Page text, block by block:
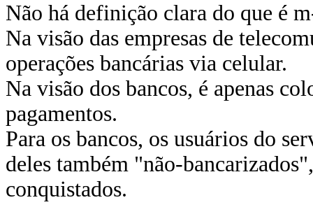
Não há definição clara do que é
Na visão das empresas de
operações bancárias via celular.
Na visão dos bancos, é apenas
pagamentos.
Para os bancos, os usuários do
deles também "não-
conquistados.